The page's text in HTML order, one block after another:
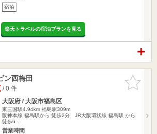
宿泊
楽天トラベルの宿泊プランを見る
お気に入
りに追加
ン西梅田
/ 0 件
大阪府 / 大阪市福島区
東三国駅4.94km 福島駅309m
阪神本線 福島駅から 徒歩2分 JR大阪環状線 福島駅 から
徒歩6…
営業時間